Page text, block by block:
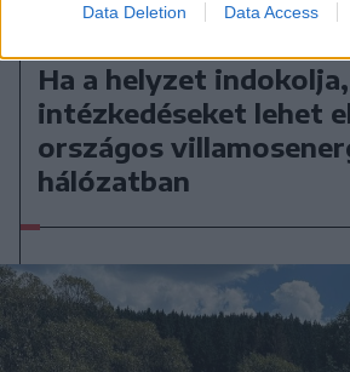
Data Deletion Data Access
Ha a helyzet
intézkedéseket lehet
országos
hálózatban